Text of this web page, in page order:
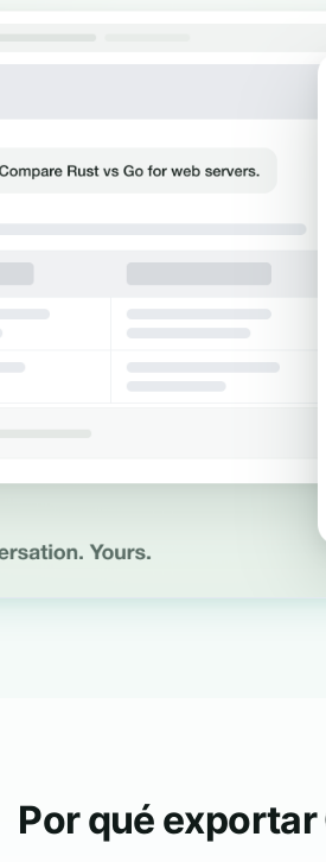
Por qué exportar